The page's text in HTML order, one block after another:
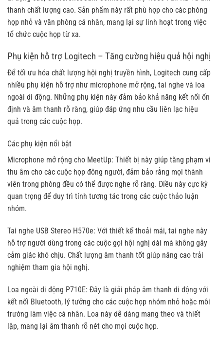
thanh chất lượng cao. Sản phẩm này rất phù hợp cho các phòng
họp nhỏ và văn phòng cá nhân, mang lại sự linh hoạt trong việc
tổ chức cuộc họp từ xa.
Phụ kiện hỗ trợ Logitech – Tăng cường hiệu quả hội nghị
Để tối ưu hóa chất lượng hội nghị truyền hình, Logitech cung cấp
nhiều phụ kiện hỗ trợ như microphone mở rộng, tai nghe và loa
ngoài di động. Những phụ kiện này đảm bảo khả năng kết nối ổn
định và âm thanh rõ ràng, giúp đáp ứng nhu cầu liên lạc hiệu
quả trong các cuộc họp.
Các phụ kiện nổi bật
Microphone mở rộng cho MeetUp: Thiết bị này giúp tăng phạm vi
thu âm cho các cuộc họp đông người, đảm bảo rằng mọi thành
viên trong phòng đều có thể được nghe rõ ràng. Điều này cực kỳ
quan trọng để duy trì tính tương tác trong các cuộc thảo luận
nhóm.
Tai nghe USB Stereo H570e: Với thiết kế thoải mái, tai nghe này
hỗ trợ người dùng trong các cuộc gọi hội nghị dài mà không gây
cảm giác khó chịu. Chất lượng âm thanh tốt giúp nâng cao trải
nghiệm tham gia hội nghị.
Loa ngoài di động P710E: Đây là giải pháp âm thanh di động với
kết nối Bluetooth, lý tưởng cho các cuộc họp nhóm nhỏ hoặc môi
trường làm việc cá nhân. Loa này dễ dàng mang theo và thiết
lập, mang lại âm thanh rõ nét cho mọi cuộc họp.